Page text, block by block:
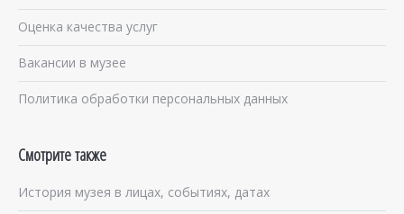
Оценка качества услуг
Вакансии в музее
Политика обработки персональных данных
Смотрите также
История музея в лицах, событиях, датах